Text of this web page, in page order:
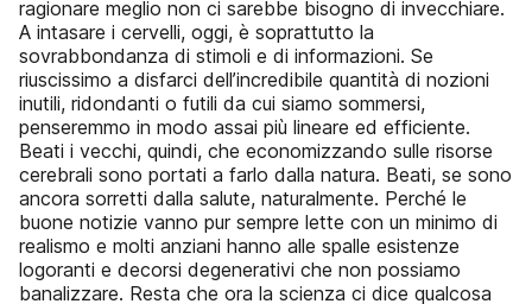
ragionare meglio non ci sarebbe bisogno di invecchiare.
A intasare i cervelli, oggi, è soprattutto la
sovrabbondanza di stimoli e di informazioni. Se
riuscissimo a disfarci dell’incredibile quantità di nozioni
inutili, ridondanti o futili da cui siamo sommersi,
penseremmo in modo assai più lineare ed efficiente.
Beati i vecchi, quindi, che economizzando sulle risorse
cerebrali sono portati a farlo dalla natura. Beati, se sono
ancora sorretti dalla salute, naturalmente. Perché le
buone notizie vanno pur sempre lette con un minimo di
realismo e molti anziani hanno alle spalle esistenze
logoranti e decorsi degenerativi che non possiamo
banalizzare. Resta che ora la scienza ci dice qualcosa